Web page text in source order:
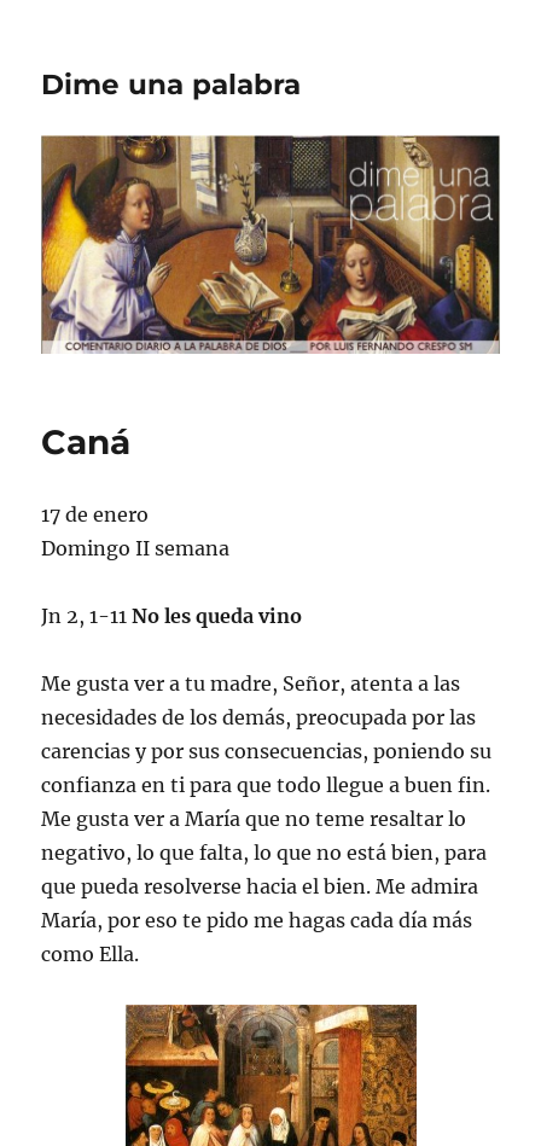
Dime una palabra
Caná
17 de enero
Domingo II semana
Jn 2, 1-11No les queda vino
Me gusta ver a tu madre, Señor, atenta a las
necesidades de los demás, preocupada por las
carencias y por sus consecuencias, poniendo su
confianza en ti para que todo llegue a buen fin.
Me gusta ver a María que no teme resaltar lo
negativo, lo que falta, lo que no está bien, para
que pueda resolverse hacia el bien. Me admira
María, por eso te pido me hagas cada día más
como Ella.